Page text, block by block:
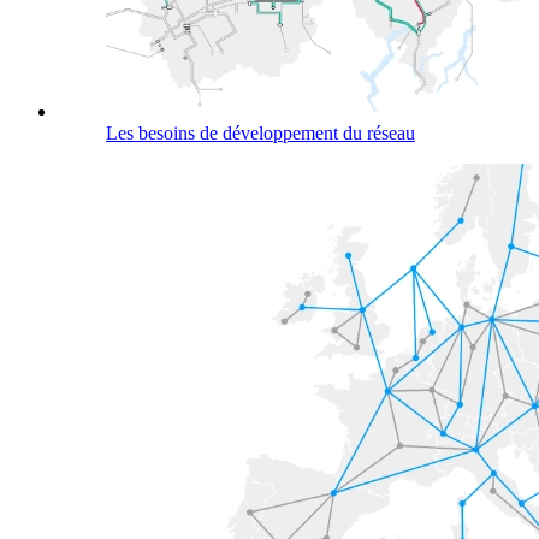
Les besoins de développement du réseau